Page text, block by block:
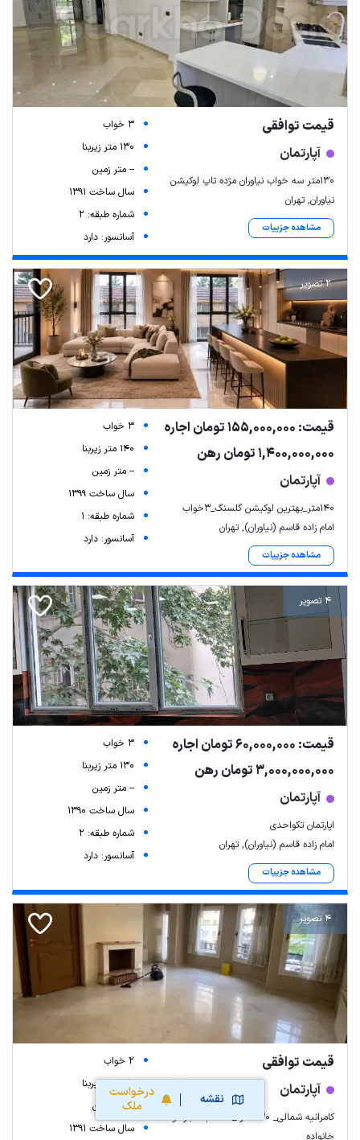
نقشه
درخواست
ملک
قیمت توافقی
آپارتمان
۱۳۰متر سه خواب نیاوران مژده تاپ لوکیشن
نیاوران, تهران
مشاهده جزییات
3 خواب
130 متر زیربنا
-- متر زمین
سال ساخت 1391
شماره طبقه: 2
آسانسور: دارد
2 تصویر
قیمت: 155,000,000 تومان اجاره
1,400,000,000 تومان رهن
آپارتمان
140متر_بهترین لوکیشن گلسنگ_3خواب
امام زاده قاسم (نیاوران), تهران
مشاهده جزییات
3 خواب
140 متر زیربنا
-- متر زمین
سال ساخت 1399
شماره طبقه: 1
آسانسور: دارد
4 تصویر
قیمت: 60,000,000 تومان اجاره
3,000,000,000 تومان رهن
آپارتمان
اپارتمان تکواحدی
امام زاده قاسم (نیاوران), تهران
مشاهده جزییات
3 خواب
130 متر زیربنا
-- متر زمین
سال ساخت 1390
شماره طبقه: 2
آسانسور: دارد
4 تصویر
قیمت توافقی
آپارتمان
کامرانیه شمالی_ ۱۳۰ متر _ مناسب مجرد و
خانواده
2 خواب
130 متر زیربنا
-- متر زمین
سال ساخت 1391